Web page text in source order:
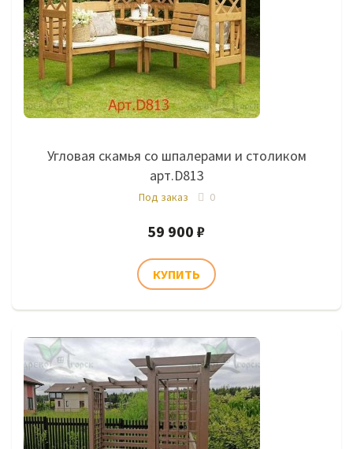
Угловая скамья со шпалерами и столиком
арт.D813
Под заказ 0
59 900 ₽